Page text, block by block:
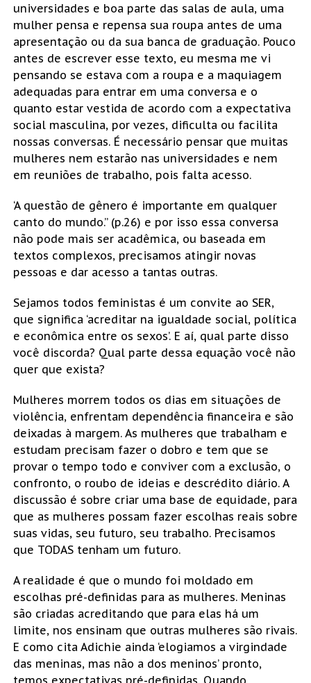
universidades e boa parte das salas de aula, uma
mulher pensa e repensa sua roupa antes de uma
apresentação ou da sua banca de graduação. Pouco
antes de escrever esse texto, eu mesma me vi
pensando se estava com a roupa e a maquiagem
adequadas para entrar em uma conversa e o
quanto estar vestida de acordo com a expectativa
social masculina, por vezes, dificulta ou facilita
nossas conversas. É necessário pensar que muitas
mulheres nem estarão nas universidades e nem
em reuniões de trabalho, pois falta acesso.
‘A questão de gênero é importante em qualquer
canto do mundo.” (p.26) e por isso essa conversa
não pode mais ser acadêmica, ou baseada em
textos complexos, precisamos atingir novas
pessoas e dar acesso a tantas outras.
Sejamos todos feministas é um convite ao SER,
que significa ‘acreditar na igualdade social, política
e econômica entre os sexos’. E aí, qual parte disso
você discorda? Qual parte dessa equação você não
quer que exista?
Mulheres morrem todos os dias em situações de
violência, enfrentam dependência financeira e são
deixadas à margem. As mulheres que trabalham e
estudam precisam fazer o dobro e tem que se
provar o tempo todo e conviver com a exclusão, o
confronto, o roubo de ideias e descrédito diário. A
discussão é sobre criar uma base de equidade, para
que as mulheres possam fazer escolhas reais sobre
suas vidas, seu futuro, seu trabalho. Precisamos
que TODAS tenham um futuro.
A realidade é que o mundo foi moldado em
escolhas pré-definidas para as mulheres. Meninas
são criadas acreditando que para elas há um
limite, nos ensinam que outras mulheres são rivais.
E como cita Adichie ainda ‘elogiamos a virgindade
das meninas, mas não a dos meninos’ pronto,